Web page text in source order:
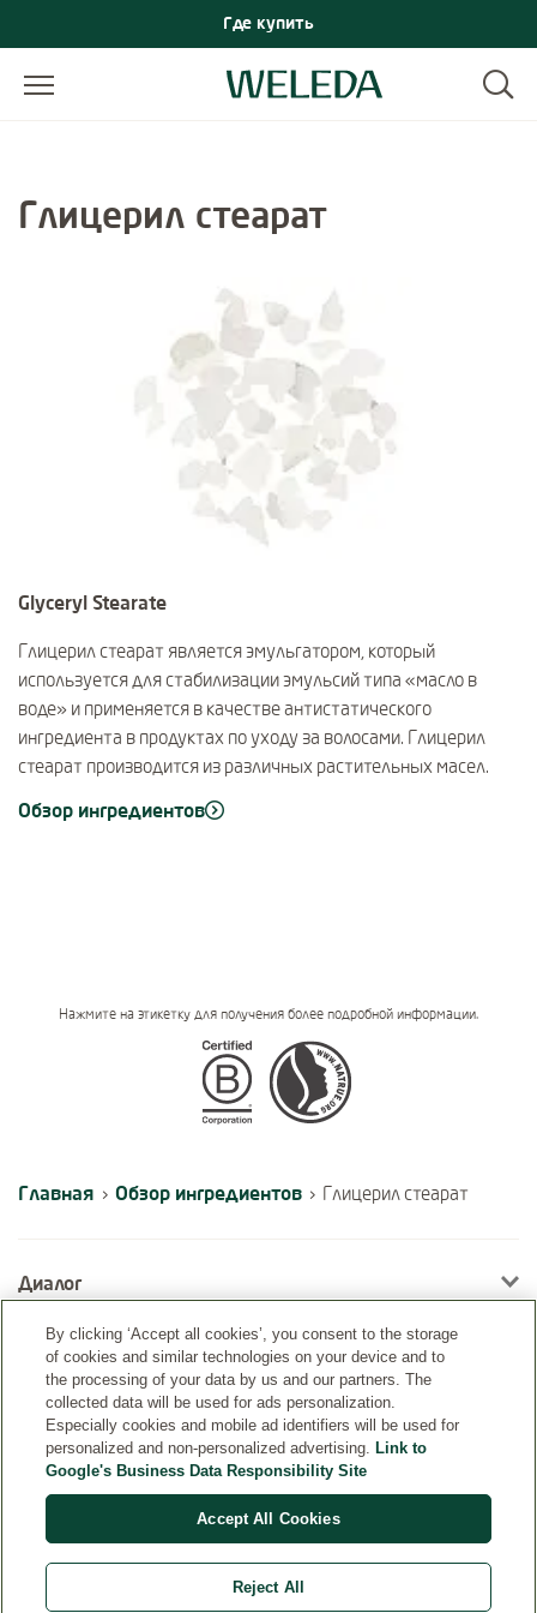
Где купить
Глицерил стеарат
Glyceryl Stearate
Глицерил стеарат является эмульгатором, который
используется для стабилизации эмульсий типа «масло в
воде» и применяется в качестве антистатического
ингредиента в продуктах по уходу за волосами. Глицерил
стеарат производится из различных растительных масел.
Обзор ингредиентов
Certifications
Нажмите на этикетку для получения более подробной информации.
Главная › Обзор ингредиентов › Глицерил стеарат
Диалог
Информация
By clicking ‘Accept all cookies’, you consent to the storage
of cookies and similar technologies on your device and to
the processing of your data by us and our partners. The
collected data will be used for ads personalization.
Especially cookies and mobile ad identifiers will be used for
personalized and non-personalized advertising. Link to
Google's Business Data Responsibility Site
Accept All Cookies
Reject All